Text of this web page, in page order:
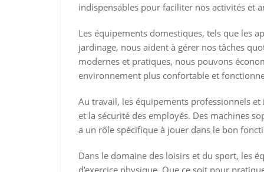
indispensables pour faciliter nos activités et
Les équipements domestiques, tels que les
jardinage, nous aident à gérer nos tâches
modernes et pratiques, nous pouvons
environnement plus confortable et
Au travail, les équipements professionnels
et la sécurité des employés. Des machines
a un rôle spécifique à jouer dans le bon
Dans le domaine des loisirs et du sport, les